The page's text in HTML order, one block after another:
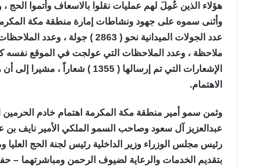
هؤلاء الذين عُمِلَ لهم عمليات نقلوا بالاسعاف وأتموا الحج
وأثنى سموه على جهود ونشاطات إمارة منطقة مكة
الإشعارات التي تم إرسالها ( 1355 )
الاهتمام.
وثمن سمو أمير منطقة مكة المكرمة اهتمام خادم الحرمين
عبدالعزيز آل سعود وصاحب السمو الملكي الأمير نايف بن
رئيس مجلس الوزراء وزير الداخلية رئيس لجنة الحج العليا
بتقديم الخدمات والرعاية لضيوف الرحمن ومباشرتهما –